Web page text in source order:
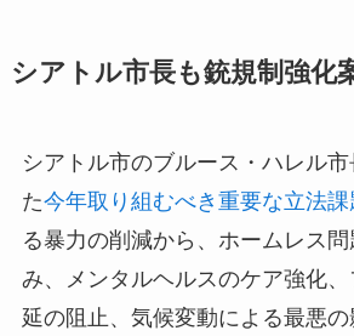
シアトル市長も銃規制強化
シアトル市のブルース・ハレル
た今年取り組むべき重要な立法課
る暴力の削減から、ホームレス
み、メンタルヘルスのケア強化
延の阻止、気候変動による最悪